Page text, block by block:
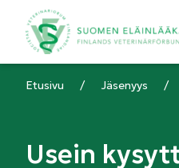
Etusivu / Jäsenyys /
Usein